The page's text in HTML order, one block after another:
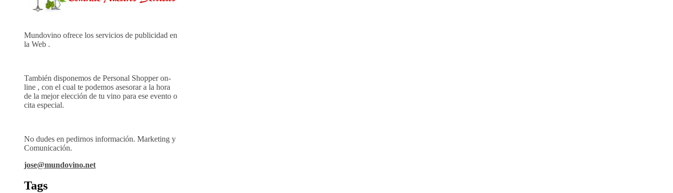
Mundovino ofrece los servicios de publicidad en
la Web .
También disponemos de Personal Shopper on-
line , con el cual te podemos asesorar a la hora
de la mejor elección de tu vino para ese evento o
cita especial.
No dudes en pedirnos información. Marketing y
Comunicación.
jose@mundovino.net
Tags